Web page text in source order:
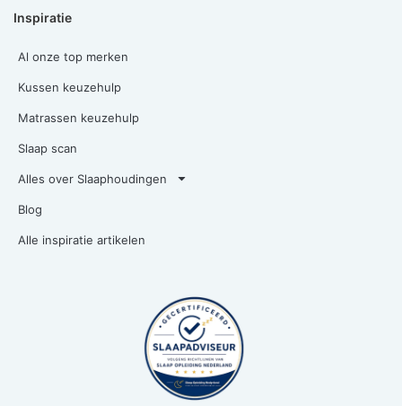
Inspiratie
Al onze top merken
Kussen keuzehulp
Matrassen keuzehulp
Slaap scan
Alles over Slaaphoudingen
Blog
Alle inspiratie artikelen